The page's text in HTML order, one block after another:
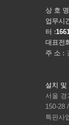
상 호 명
업무시
터 :
대표전
주 소 :
설치 및
서울 경
150-28
특판사